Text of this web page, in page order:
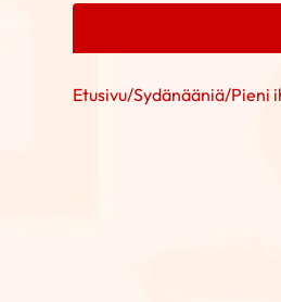
Etusivu/Sydänääniä/Pieni